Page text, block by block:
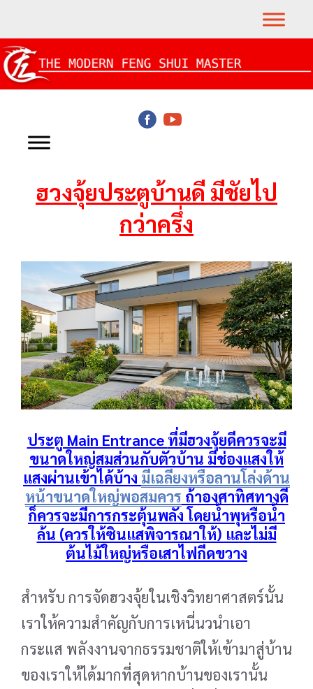
ฮวงจุ้ยประตูบ้านดี มีชัยไป
กว่าครึ่ง
ประตู Main Entrance ที่มีฮวงจุ้ยดีควรจะมี
ขนาดใหญ่สมส่วนกับตัวบ้าน มีช่องแสงให้
แสงผ่านเข้าได้บ้าง มีเฉลียงหรือลานโล่งด้าน
หน้าขนาดใหญ่พอสมควร ถ้าองศาทิศทางดี
ก็ควรจะมีการกระตุ้นพลัง โดยน้ำพุหรือน้ำ
ล้น (ควรให้ซินแสพิจารณาให้) และไม่มี
ต้นไม้ใหญ่หรือเสาไฟกีดขวาง
สำหรับ การจัดฮวงจุ้ยในเชิงวิทยาศาสตร์นั้น
เราให้ความสำคัญกับการเหนี่นวนำเอา
กระแส พลังงานจากธรรมชาติให้เข้ามาสู่บ้าน
ของเราให้ได้มากที่สุดหากบ้านของเรานั้น